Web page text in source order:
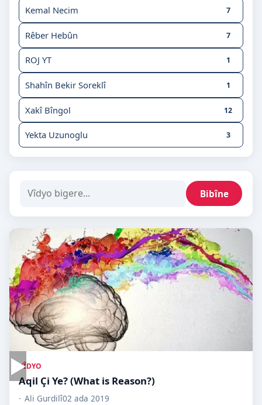
Kemal Necim 7
Rêber Hebûn 7
ROJ YT 1
Shahîn Bekir Soreklî 1
Xakî Bîngol 12
Yekta Uzunoglu 3
Bibîne
▶VÎDYO
Aqil Çi Ye? (What is Reason?)
Ali Gurdilî02 ada 2019